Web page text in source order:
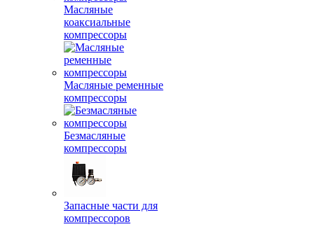
Масляные
коаксиальные
компрессоры
Масляные ременные
компрессоры
Безмасляные
компрессоры
Запасные части для
компрессоров